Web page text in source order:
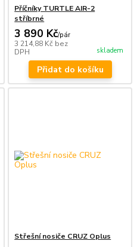
Příčníky TURTLE AIR-2
stříbrné
3 890 Kč/pár
3 214,88 Kč bez
DPH
skladem
Přidat do košíku
Střešní nosiče CRUZ Oplus